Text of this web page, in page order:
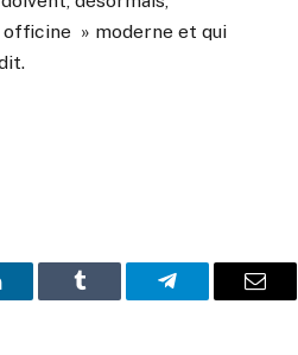
officine » moderne et qui
Tumblr Telegram Email